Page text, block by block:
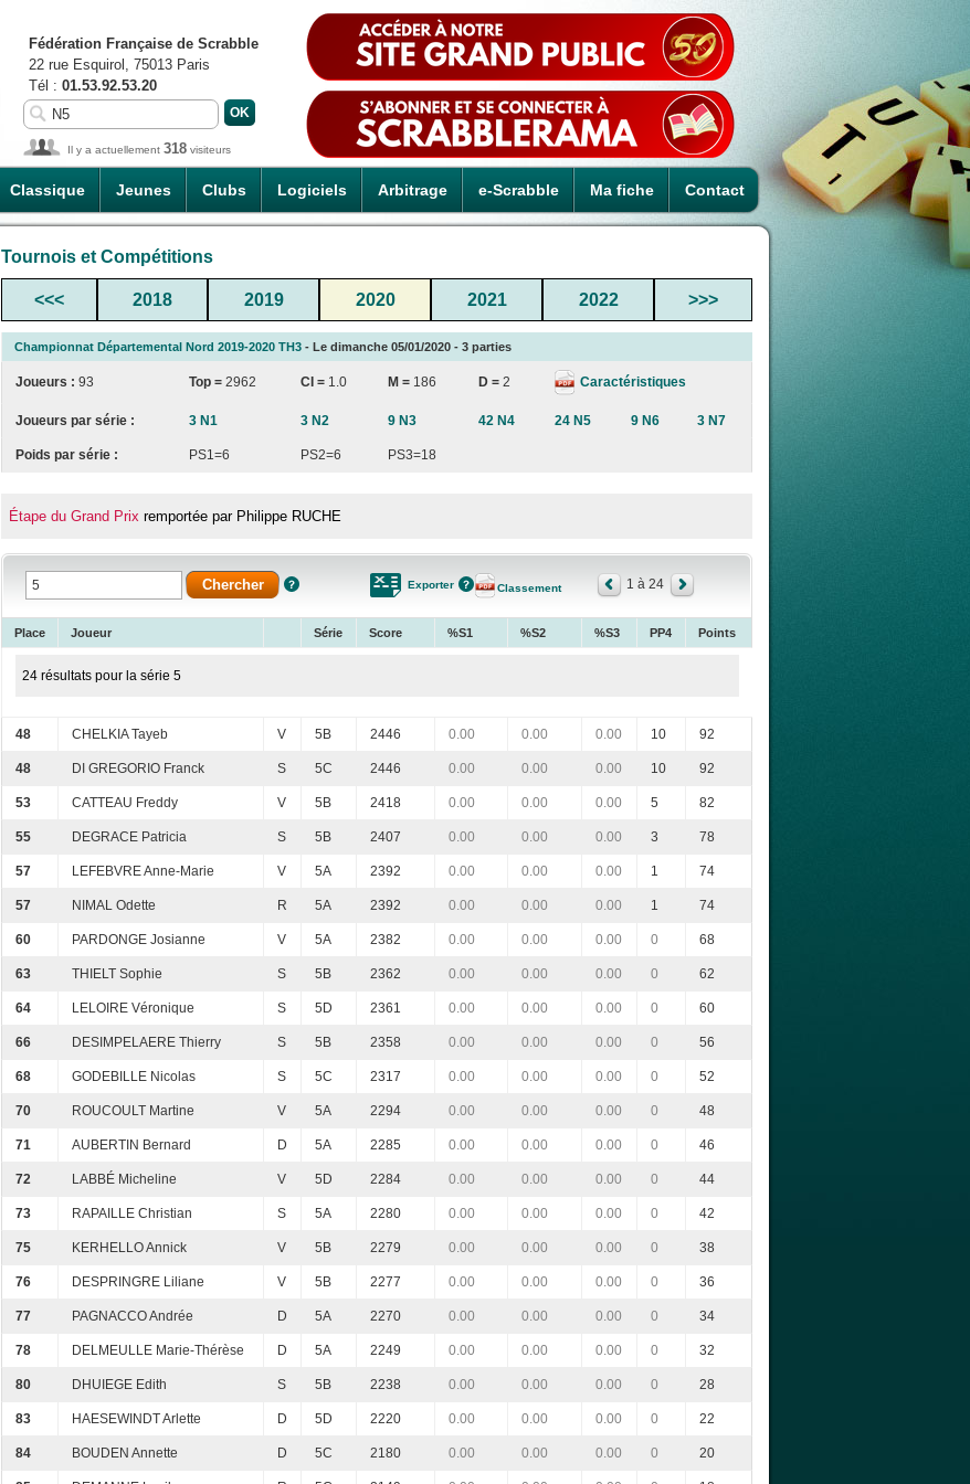
Classique Jeunes Clubs Logiciels Arbitrage e-Scrabble Ma fiche Contact
Fédération Française de Scrabble
22 rue Esquirol, 75013 Paris
Tél : 01.53.92.53.20
Il y a actuellement 318 visiteurs
Tournois et Compétitions
<<< 2018 2019 2020 2021 2022 >>>
Championnat Départemental Nord 2019-2020 TH3 - Le dimanche 05/01/2020 - 3 parties
Joueurs : 93 Top = 2962 CI = 1.0 M = 186 D = 2 Caractéristiques
Joueurs par série : 3 N1 3 N2 9 N3 42 N4 24 N5 9 N6 3 N7
Poids par série : PS1=6 PS2=6 PS3=18
Étape du Grand Prix remportée par Philippe RUCHE
Exporter Classement 1 à 24
Place Joueur Série Score %S1 %S2 %S3 PP4 Points
24 résultats pour la série 5
48 CHELKIA Tayeb V 5B 2446 0.00 0.00 0.00 10 92
48 DI GREGORIO Franck S 5C 2446 0.00 0.00 0.00 10 92
53 CATTEAU Freddy V 5B 2418 0.00 0.00 0.00 5 82
55 DEGRACE Patricia S 5B 2407 0.00 0.00 0.00 3 78
57 LEFEBVRE Anne-Marie V 5A 2392 0.00 0.00 0.00 1 74
57 NIMAL Odette R 5A 2392 0.00 0.00 0.00 1 74
60 PARDONGE Josianne V 5A 2382 0.00 0.00 0.00 0 68
63 THIELT Sophie S 5B 2362 0.00 0.00 0.00 0 62
64 LELOIRE Véronique S 5D 2361 0.00 0.00 0.00 0 60
66 DESIMPELAERE Thierry S 5B 2358 0.00 0.00 0.00 0 56
68 GODEBILLE Nicolas S 5C 2317 0.00 0.00 0.00 0 52
70 ROUCOULT Martine V 5A 2294 0.00 0.00 0.00 0 48
71 AUBERTIN Bernard D 5A 2285 0.00 0.00 0.00 0 46
72 LABBÉ Micheline V 5D 2284 0.00 0.00 0.00 0 44
73 RAPAILLE Christian S 5A 2280 0.00 0.00 0.00 0 42
75 KERHELLO Annick V 5B 2279 0.00 0.00 0.00 0 38
76 DESPRINGRE Liliane V 5B 2277 0.00 0.00 0.00 0 36
77 PAGNACCO Andrée D 5A 2270 0.00 0.00 0.00 0 34
78 DELMEULLE Marie-Thérèse D 5A 2249 0.00 0.00 0.00 0 32
80 DHUIEGE Edith S 5B 2238 0.00 0.00 0.00 0 28
83 HAESEWINDT Arlette D 5D 2220 0.00 0.00 0.00 0 22
84 BOUDEN Annette D 5C 2180 0.00 0.00 0.00 0 20